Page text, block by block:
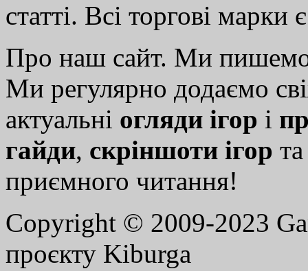
статті. Всі торгові марки
Про наш сайт. Ми
Ми регулярно додаємо
актуальні огляди ігор і
гайди, скріншоти ігор
приємного читання!
Copyright © 2009-2023
проєкту Kiburga